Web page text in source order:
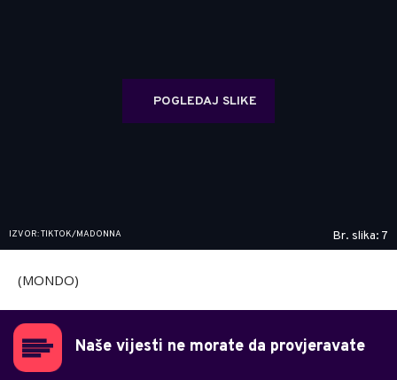
POGLEDAJ SLIKE
IZVOR: TIKTOK/MADONNA Br. slika: 7
(MONDO)
Naše vijesti ne morate da provjeravate